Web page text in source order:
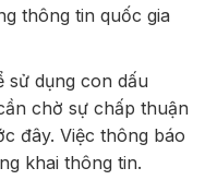
thông tin quốc gia
sử dụng con dấu
chờ sự chấp thuận
đây. Việc thông báo
khai thông tin.